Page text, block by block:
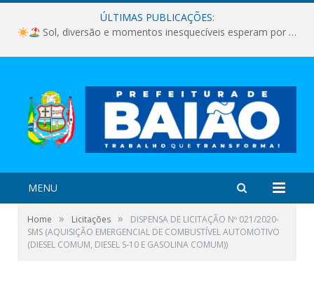
ÚLTIMAS PUBLICAÇÕES:
Sol, diversão e momentos inesquecíveis esperam por você!
MENU
Home » Licitações »
DISPENSA DE LICITAÇÃO Nº 021/2020-
SMS (AQUISIÇÃO EMERGENCIAL DE COMBUSTÍVEL AUTOMOTIVO
(DIESEL COMUM, DIESEL S-10 E GASOLINA COMUM))